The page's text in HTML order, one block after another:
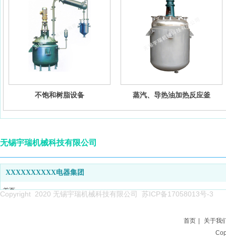
不饱和树脂设备 蒸汽、导热油加热反应釜
XXXXXXXXXX电器集团
首页
无锡宇瑞机械科技有限公司
Copyright 2020 无锡宇瑞机械科技有限公司 苏ICP备17058013号-3
首页
关于我